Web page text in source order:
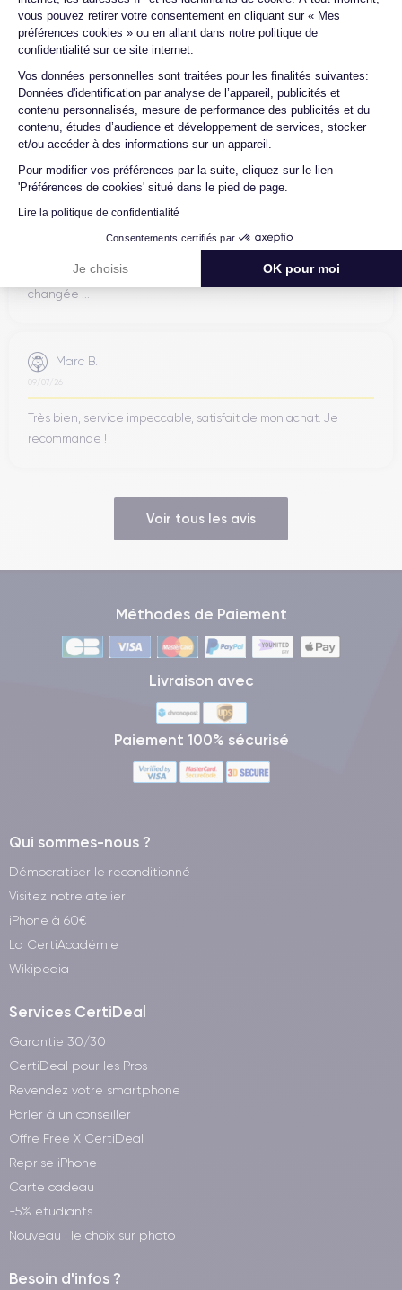
vous pouvez retirer votre consentement en cliquant sur « Mes
préférences cookies » ou en allant dans notre politique de
confidentialité sur ce site internet.
Vos données personnelles sont traitées pour les finalités suivantes:
Données d'identification par analyse de l’appareil, publicités et
contenu personnalisés, mesure de performance des publicités et du
contenu, études d’audience et développement de services, stocker
et/ou accéder à des informations sur un appareil.
Pour modifier vos préférences par la suite, cliquez sur le lien
'Préférences de cookies' situé dans le pied de page.
Lire la politique de confidentialité
Consentements certifiés par
Je choisis OK pour moi
Axeptio consent
Henri D.
12/07/26
Bonne expérience
Ambroise V.
10/07/26
Franchement super content ! J'ai acheté mon iPhone 14 Pro
chez eux et rien à redire, il est nickel. La batterie a été
changée ...
Marc B.
09/07/26
Très bien, service impeccable, satisfait de mon achat. Je
recommande !
Voir tous les avis
Méthodes de Paiement
Livraison avec
Paiement 100% sécurisé
Qui sommes-nous ?
Démocratiser le reconditionné
Visitez notre atelier
iPhone à 60€
La CertiAcadémie
Wikipedia
Services CertiDeal
Garantie 30/30
CertiDeal pour les Pros
Revendez votre smartphone
Parler à un conseiller
Offre Free X CertiDeal
Reprise iPhone
Carte cadeau
-5% étudiants
Nouveau : le choix sur photo
Besoin d'infos ?